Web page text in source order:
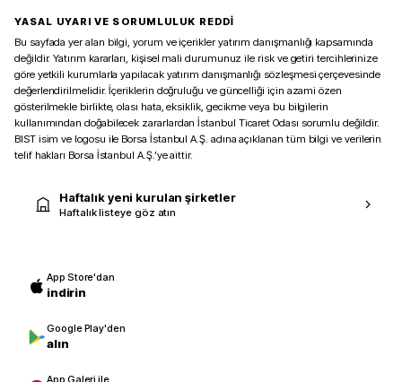
YASAL UYARI VE SORUMLULUK REDDİ
Bu sayfada yer alan bilgi, yorum ve içerikler yatırım danışmanlığı kapsamında
değildir. Yatırım kararları, kişisel mali durumunuz ile risk ve getiri tercihlerinize
göre yetkili kurumlarla yapılacak yatırım danışmanlığı sözleşmesi çerçevesinde
değerlendirilmelidir. İçeriklerin doğruluğu ve güncelliği için azami özen
gösterilmekle birlikte, olası hata, eksiklik, gecikme veya bu bilgilerin
kullanımından doğabilecek zararlardan İstanbul Ticaret Odası sorumlu değildir.
BIST isim ve logosu ile Borsa İstanbul A.Ş. adına açıklanan tüm bilgi ve verilerin
telif hakları Borsa İstanbul A.Ş.’ye aittir.
Haftalık yeni kurulan şirketler
Haftalık listeye göz atın
App Store'dan
indirin
Google Play'den
alın
App Galeri ile